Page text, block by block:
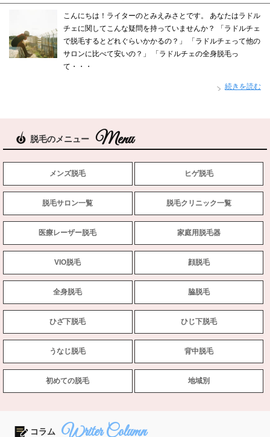
こんにちは！ライターのとみえみさとです。 あなたはラドル
チェに関してこんな疑問を持っていませんか？ 「ラドルチェ
で脱毛するとどれぐらいかかるの？」 「ラドルチェって他の
サロンに比べて安いの？」 「ラドルチェの全身脱毛っ
て・・・
続きを読む
脱毛のメニュー
メンズ脱毛 ヒゲ脱毛
脱毛サロン一覧 脱毛クリニック一覧
医療レーザー脱毛 家庭用脱毛器
VIO脱毛 顔脱毛
全身脱毛 脇脱毛
ひざ下脱毛 ひじ下脱毛
うなじ脱毛 背中脱毛
初めての脱毛 地域別
コラム